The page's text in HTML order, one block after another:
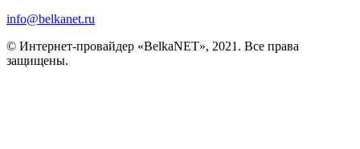
info@belkanet.ru
© Интернет-провайдер «BelkaNET», 2021. Все права
защищены.